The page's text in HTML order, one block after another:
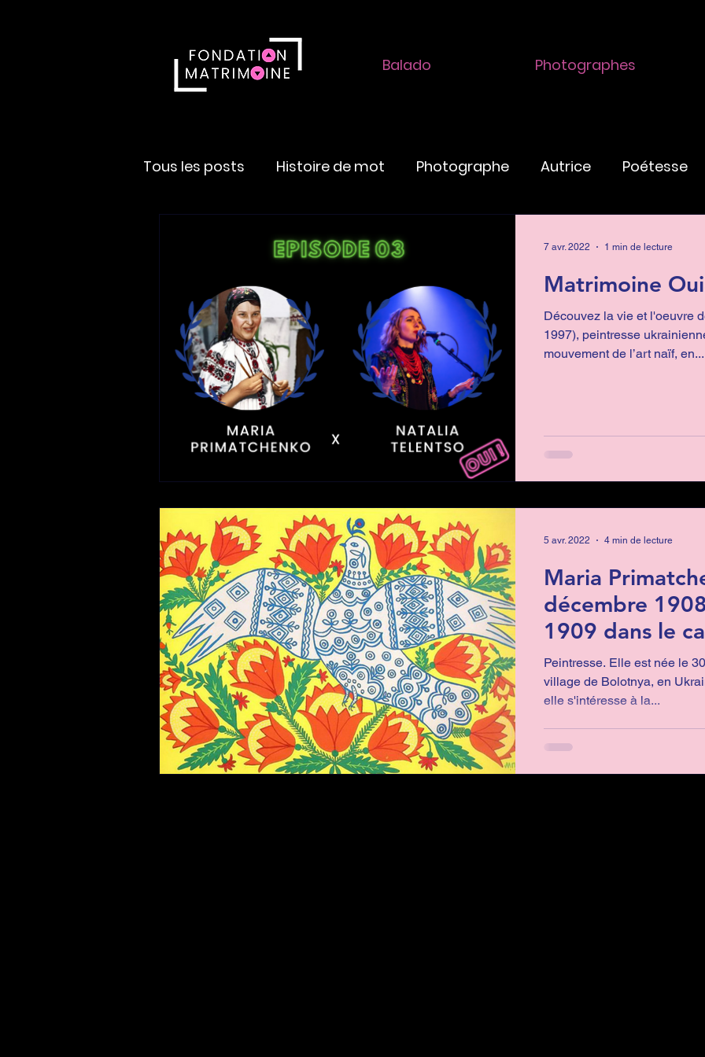
Balado Photographes
Tous les posts Histoire de mot Photographe Autrice Poétesse
Carnet de notes Balado Matrimoine Oui! Dessinatrice
Musicienne Bédéiste Vidéaste Chorégraphe Chercheuse
Autrice-compositrice-interprète Tunisie Mexique MHFC 2022
Matrimoine
Découvez la vie et l'oeuvre
1997), peintresse
mouvement de l’art naïf, en...
7 avr. 2022 1 min de lecture
Maria
décembre
1909 dans le
grégorien - 18
Peintresse. Elle est née le 30 décembre 1908 dans le
village de Bolotnya, en
elle s'intéresse à la...
5 avr. 2022 4 min de lecture